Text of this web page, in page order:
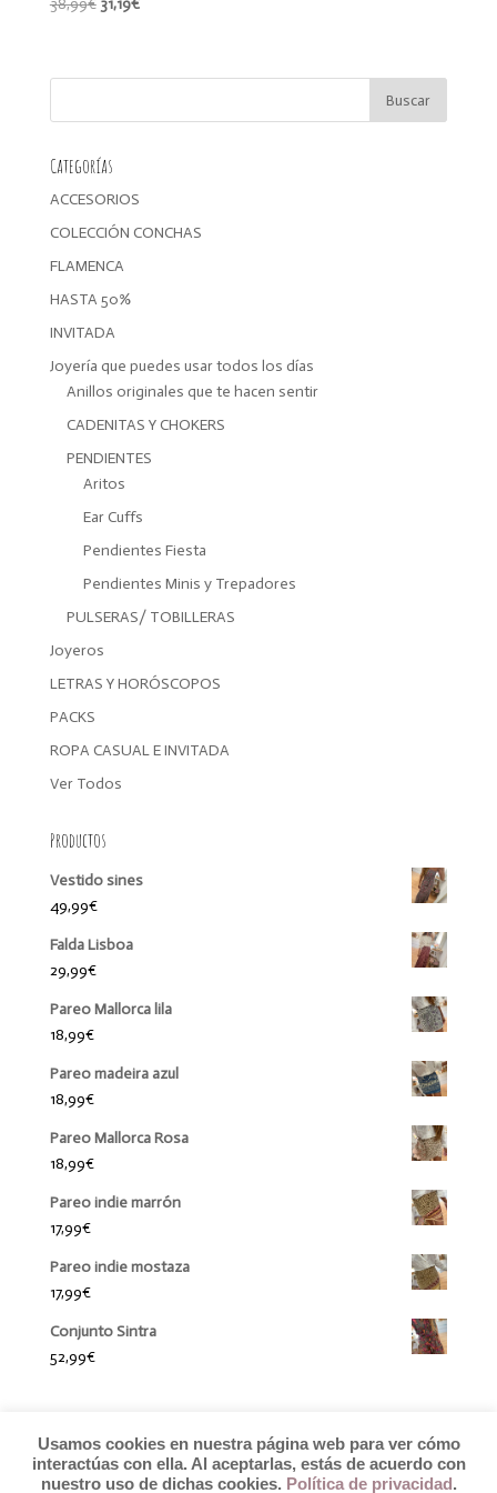
38,99€
era:
31,19€
es:
Categorías
ACCESORIOS
COLECCIÓN CONCHAS
FLAMENCA
HASTA 50%
INVITADA
Joyería que puedes usar todos los días
Anillos originales que te hacen sentir
CADENITAS Y CHOKERS
PENDIENTES
Aritos
Ear Cuffs
Pendientes Fiesta
Pendientes Minis y Trepadores
PULSERAS/ TOBILLERAS
Joyeros
LETRAS Y HORÓSCOPOS
PACKS
ROPA CASUAL E INVITADA
Ver Todos
Productos
Vestido sines
49,99€
Falda Lisboa
29,99€
Pareo Mallorca lila
18,99€
Pareo madeira azul
18,99€
Pareo Mallorca Rosa
18,99€
Pareo indie marrón
17,99€
Pareo indie mostaza
17,99€
Conjunto Sintra
52,99€
Usamos cookies en nuestra página web para ver cómo
interactúas con ella. Al aceptarlas, estás de acuerdo con
nuestro uso de dichas cookies. Política de privacidad .